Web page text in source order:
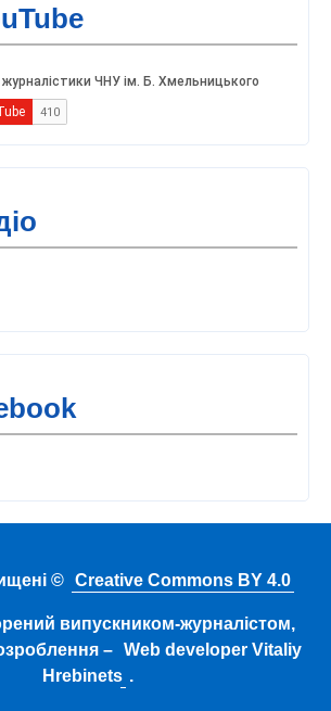
© Creative Commons BY 4.0
випускником-журналістом,
– Web developer Vitaliy
Hrebinets .